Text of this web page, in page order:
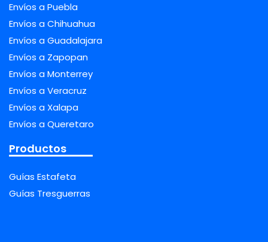
Envíos a Puebla
Envíos a Chihuahua
Envíos a Guadalajara
Envíos a Zapopan
Envíos a Monterrey
Envíos a Veracruz
Envíos a Xalapa
Envíos a Queretaro
Productos
Guías Estafeta
Guías Tresguerras